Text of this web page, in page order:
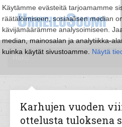
Käytämme evästeitä tarjoamamme
räätälöimiseen, sosiaalisen median
kävijämäärämme analysoimiseen.
median, mainosalan ja analytiikka-
kuinka käytät sivustoamme. Näytä
Karhujen vuoden
ottelusta tuloksena